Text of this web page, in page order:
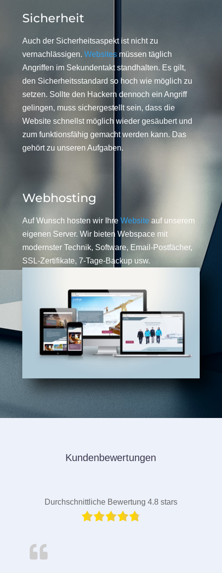
Sicherheit
Auch der Sicherheitsaspekt ist nicht zu
vernachlässigen. Websitesmüssen täglich
Angriffen im Sekundentakt standhalten. Es gilt,
den Sicherheitsstandard so hoch wie möglich zu
setzen. Sollte den Hackern dennoch ein Angriff
gelingen, muss sichergestellt sein, dass die
Website schnellst möglich wieder gesäubert und
zum funktionsfähig gemacht werden kann. Das
gehört zu unseren Aufgaben.
Webhosting
Auf Wunsch hosten wir Ihre Website auf unserem
eigenen Server. Wir bieten Webspace mit
modernster Technik, Software, Email-Postfächer,
SSL-Zertifikate, 7-Tage-Backup usw.
Kundenbewertungen
Durchschnittliche Bewertung 4.8 stars